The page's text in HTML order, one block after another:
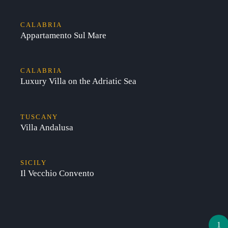
CALABRIA
Appartamento Sul Mare
CALABRIA
Luxury Villa on the Adriatic Sea
TUSCANY
Villa Andalusa
SICILY
Il Vecchio Convento
1